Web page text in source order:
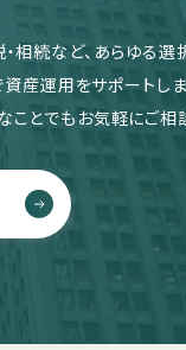
相続など、あらゆる選
産運用をサポートしま
とでもお気軽にご相